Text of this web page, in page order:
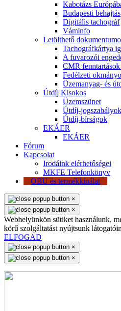
Kabotázs
Budapesti behajtás
Digitális tachográf
Váminfo
Letölthető
Tachográfkártya
A fuvarozói
CMR
Fedélzeti
Üzemanyag- és
Útdíj Kisokos
Üzemszünet
Útdíj-jogszabályok
Útdíj-bírságok
EKÁER
EKÁER
Fórum
Kapcsolat
Irodáink elérhetőségei
MKFE Telefonkönyv
OBU és termékkínálat
×
×
Webhelyünkön sütiket használunk,
körű szolgáltatást nyújtsunk
ELFOGAD
×
×